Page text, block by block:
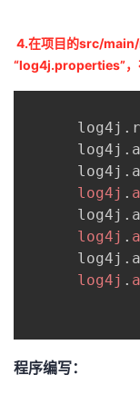
4.在项目的src/
“log4j.properties”，
      log4j
.
      log4j
.
      log4j
.
log4j .
      log4j
.
log4j .
      log4j
.
log4j .
程序编写：